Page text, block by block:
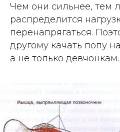
Чем они сильнее, тем
распределится
перенапрягаться.
другому качать попу
а не только девчонкам.